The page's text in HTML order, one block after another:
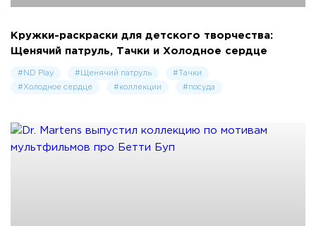
Кружки-раскраски для детского творчества:
Щенячий патруль, Тачки и Холодное сердце
#ND Play #Щенячий патруль
#Тачки
#Холодное сердце
#коллекции #посуда